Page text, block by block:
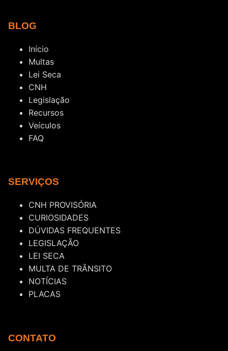
BLOG
Início
Multas
Lei Seca
CNH
Legislação
Recursos
Veículos
FAQ
SERVIÇOS
CNH PROVISÓRIA
CURIOSIDADES
DÚVIDAS FREQUENTES
LEGISLAÇÃO
LEI SECA
MULTA DE TRÂNSITO
NOTÍCIAS
PLACAS
CONTATO